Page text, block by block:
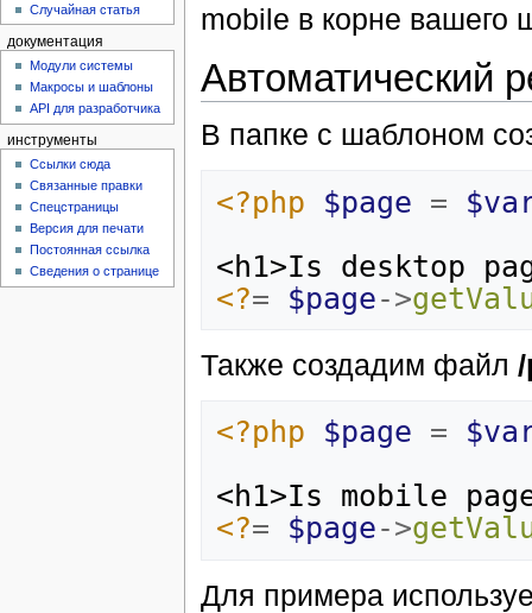
mobile в корне вашего
Автоматический
В папке с шаблоном
<?php $page =
<h1>Is desktop
<?= $page->
Также создадим файл
<?php $page =
<h1>Is mobile
<?= $page->
Для примера
Случайная статья
документация
Модули системы
Макросы и шаблоны
API для разработчика
инструменты
Ссылки сюда
Связанные правки
Спецстраницы
Версия для печати
Постоянная ссылка
Сведения о странице